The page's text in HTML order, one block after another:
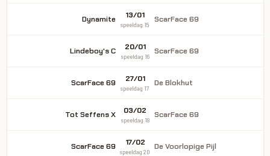
Dynamite 13/01
speeldag 15
ScarFace 69
Lindeboy's C 20/01
speeldag 16
ScarFace 69
ScarFace 69 27/01
speeldag 17
De Blokhut
Tot Seffens X 03/02
speeldag 18
ScarFace 69
ScarFace 69 17/02
speeldag 20
De Voorlopige Pijl